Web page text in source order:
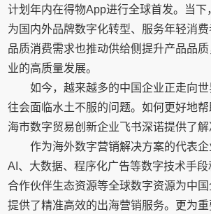
计划年内在得物App进行全球首发。当下
为国内外品牌数字化转型、服务年轻消
品质消费需求也推动供给侧提升产品品
业的高质量发展。
如今，越来越多的中国企业正走向
往会面临水土不服的问题。如何更好地
海市数字贸易创新企业飞书深诺提供了解
作为海外数字营销解决方案的代表
AI、大数据、程序化广告等数字技术手段
合作伙伴生态资源等全球数字资源为中
提供了精准高效的出海营销服务。更为